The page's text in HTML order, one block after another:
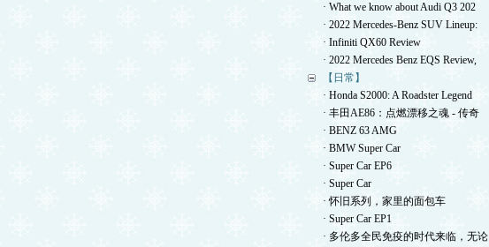
· What we know about Audi Q3 202
· 2022 Mercedes-Benz SUV Lineup:
· Infiniti QX60 Review
· 2022 Mercedes Benz EQS Review,
【日常】
· Honda S2000: A Roadster Legend
· 丰田AE86：点燃漂移之魂 - 传奇
· BENZ 63 AMG
· BMW Super Car
· Super Car EP6
· Super Car
· 怀旧系列，家里的面包车
· Super Car EP1
· 多伦多全民免疫的时代来临，无论